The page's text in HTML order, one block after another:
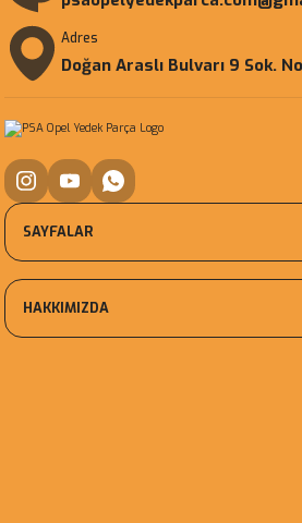
Adres
Doğan Araslı Bulvarı 9 Sok.
SAYFALAR
HAKKIMIZDA